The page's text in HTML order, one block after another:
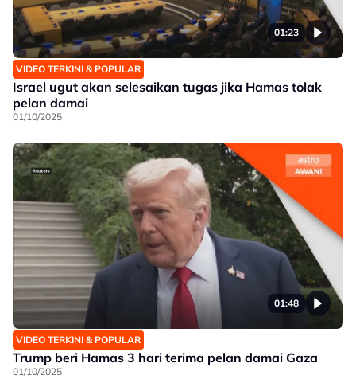
01:23
VIDEO TERKINI & POPULAR
Israel ugut akan selesaikan tugas jika Hamas tolak
pelan damai
01/10/2025
01:48
VIDEO TERKINI & POPULAR
Trump beri Hamas 3 hari terima pelan damai Gaza
01/10/2025